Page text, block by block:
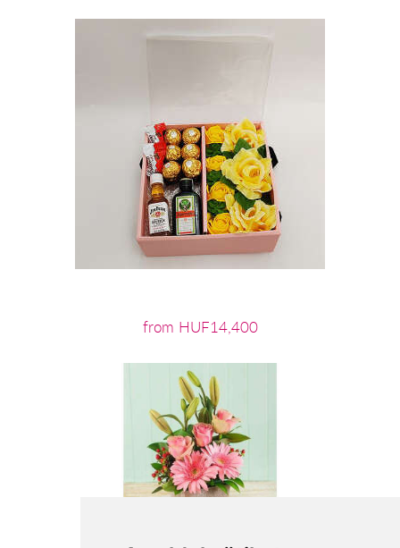
from HUF14,400